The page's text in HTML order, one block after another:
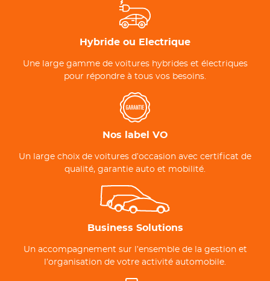
Hybride ou Electrique
Une large gamme de voitures hybrides et électriques
pour répondre à tous vos besoins.
Nos label VO
Un large choix de voitures d’occasion avec certificat de
qualité, garantie auto et mobilité.
Business Solutions
Un accompagnement sur l’ensemble de la gestion et
l’organisation de votre activité automobile.